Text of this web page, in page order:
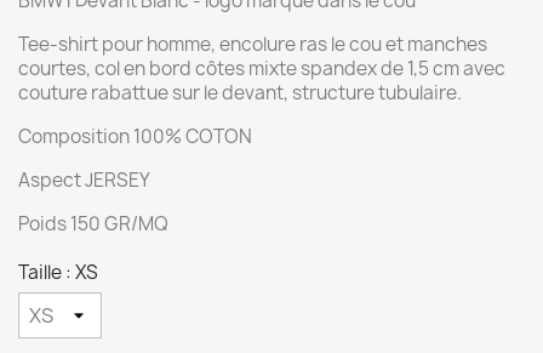
Tee-shirt pour homme, encolure ras le cou et manches
courtes, col en bord côtes mixte spandex de 1,5 cm avec
couture rabattue sur le devant, structure tubulaire.
Composition 100% COTON
Aspect JERSEY
Poids 150 GR/MQ
Taille : XS